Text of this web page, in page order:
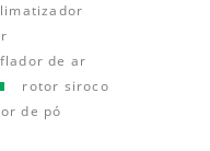
de ar
rotor siroco
de pó